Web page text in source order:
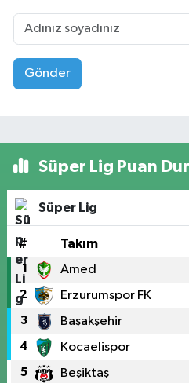
Gönder
Süper Lig Puan
Süper Lig
# Takım
1 Amed
2 Erzurumspor FK
3 Başakşehir
4 Kocaelispor
5 Beşiktaş